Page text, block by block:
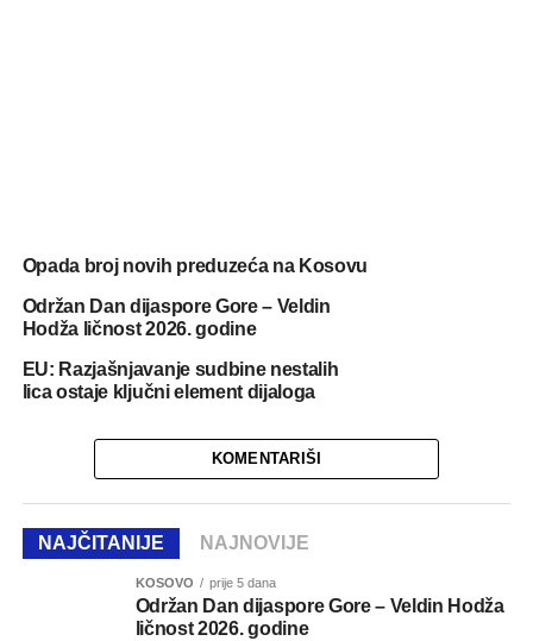
Opada broj novih preduzeća na Kosovu
Održan Dan dijaspore Gore – Veldin
Hodža ličnost 2026. godine
EU: Razjašnjavanje sudbine nestalih
lica ostaje ključni element dijaloga
KOMENTARIŠI
NAJČITANIJE NAJNOVIJE
KOSOVO prije 5 dana
Održan Dan dijaspore Gore – Veldin Hodža
ličnost 2026. godine